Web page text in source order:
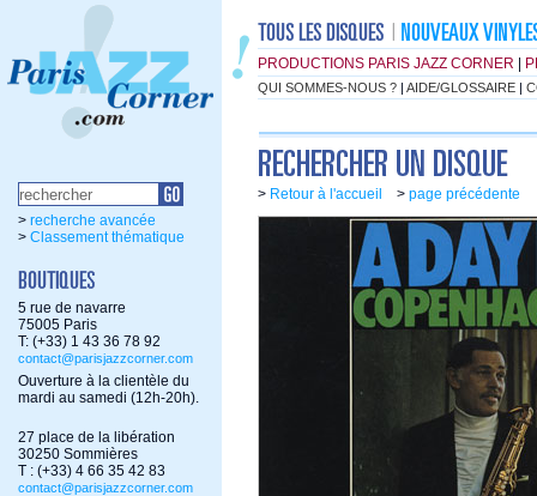
PRODUCTIONS PARIS JAZZ CORNER
QUI SOMMES-NOUS ? | AIDE/GLOSSAIRE |
> recherche avancée
> Classement thématique
5 rue de navarre
75005 Paris
T: (+33) 1 43 36 78 92
contact@parisjazzcorner.com
Ouverture à la clientèle du
mardi au samedi (12h-20h).
27 place de la libération
30250 Sommières
T : (+33) 4 66 35 42 83
contact@parisjazzcorner.com
> Retour à l'accueil > page précédente